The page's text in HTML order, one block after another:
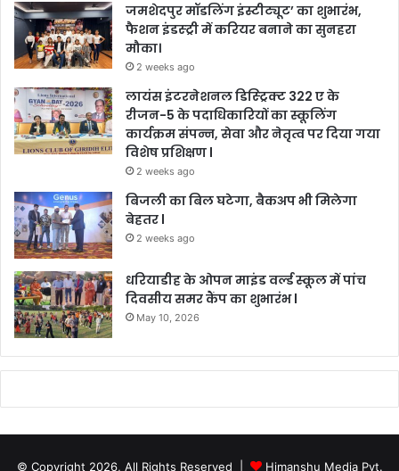
जमशेदपुर मॉडलिंग इंस्टीट्यूट’ का शुभारंभ,
फैशन इंडस्ट्री में करियर बनाने का सुनहरा
मौका।
2 weeks ago
लायंस इंटरनेशनल डिस्ट्रिक्ट 322 ए के
रीजन-5 के पदाधिकारियों का स्कूलिंग
कार्यक्रम संपन्न, सेवा और नेतृत्व पर दिया गया
विशेष प्रशिक्षण l
2 weeks ago
बिजली का बिल घटेगा, बैकअप भी मिलेगा
बेहतर l
2 weeks ago
धरियाडीह के ओपन माइंड वर्ल्ड स्कूल में पांच
दिवसीय समर कैंप का शुभारंभ l
May 10, 2026
© Copyright 2026, All Rights Reserved | Himanshu Media Pvt.